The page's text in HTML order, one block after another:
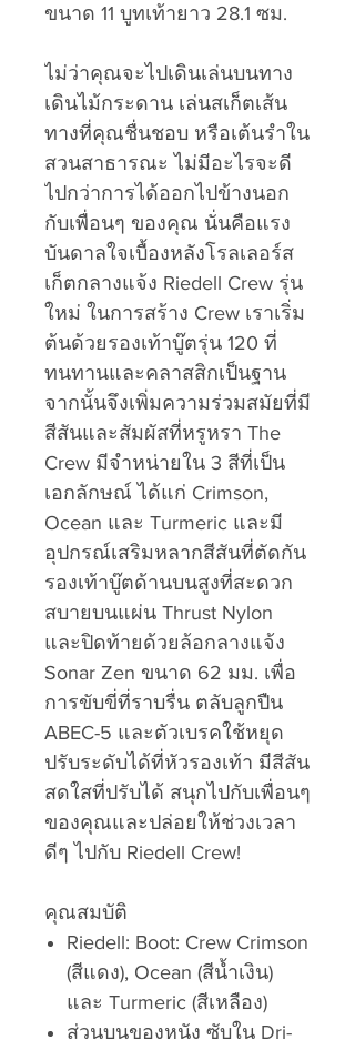
ขนาด 11 บูทเท้ายาว 28.1 ซม.
ไม่ว่าคุณจะไปเดินเล่นบนทาง
เดินไม้กระดาน เล่นสเก็ตเส้น
ทางที่คุณชื่นชอบ หรือเต้นรำใน
สวนสาธารณะ ไม่มีอะไรจะดี
ไปกว่าการได้ออกไปข้างนอก
กับเพื่อนๆ ของคุณ นั่นคือแรง
บันดาลใจเบื้องหลังโรลเลอร์ส
เก็ตกลางแจ้ง Riedell Crew รุ่น
ใหม่ ในการสร้าง Crew เราเริ่ม
ต้นด้วยรองเท้าบู๊ตรุ่น 120 ที่
ทนทานและคลาสสิกเป็นฐาน
จากนั้นจึงเพิ่มความร่วมสมัยที่มี
สีสันและสัมผัสที่หรูหรา The
Crew มีจำหน่ายใน 3 สีที่เป็น
เอกลักษณ์ ได้แก่ Crimson,
Ocean และ Turmeric และมี
อุปกรณ์เสริมหลากสีสันที่ตัดกัน
รองเท้าบู๊ตด้านบนสูงที่สะดวก
สบายบนแผ่น Thrust Nylon
และปิดท้ายด้วยล้อกลางแจ้ง
Sonar Zen ขนาด 62 มม. เพื่อ
การขับขี่ที่ราบรื่น ตลับลูกปืน
ABEC-5 และตัวเบรคใช้หยุด
ปรับระดับได้ที่หัวรองเท้า มีสีสัน
สดใสที่ปรับได้ สนุกไปกับเพื่อนๆ
ของคุณและปล่อยให้ช่วงเวลา
ดีๆ ไปกับ Riedell Crew!
คุณสมบัติ
Riedell: Boot: Crew Crimson
(สีแดง), Ocean (สีน้ำเงิน)
และ Turmeric (สีเหลือง)
ส่วนบนของหนัง ซับใน Dri-